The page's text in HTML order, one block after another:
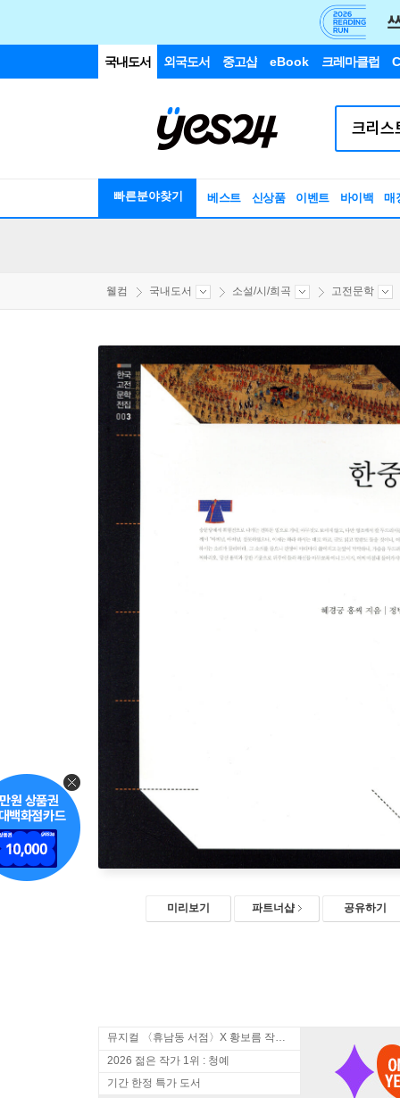
국내도서 외국도서 중고샵 eBook 크레마클럽
빠른분야찾기 베스트 신상품 이벤트 바이백 매
웰컴 국내도서 소설/시/희곡 고전문학
미리보기 파트너샵 공유하기
뮤지컬 〈휴남동 서점〉X 황보름 작가 북토크
2026 젊은 작가 1위 : 청예
기간 한정 특가 도서